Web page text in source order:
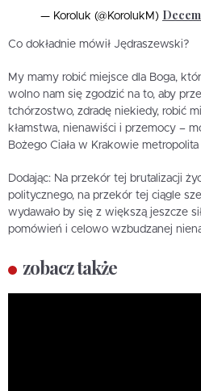
— Koroluk (@KorolukM)
Co dokładnie mówił Jędraszewski?
My mamy robić miejsce dla Boga,
wolno nam się zgodzić na to, aby
tchórzostwo, zdradę niekiedy, robić
kłamstwa, nienawiści i przemocy –
Bożego Ciała w Krakowie
Dodając: Na przekór tej brutalizacji
politycznego, na przekór tej ciągle
wydawało by się z większą jeszcze
pomówień i celowo wzbudzanej
zobacz także